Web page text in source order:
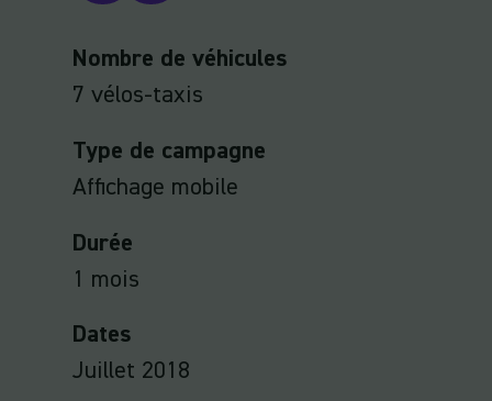
Nombre de véhicules
7 vélos-taxis
Type de campagne
Affichage mobile
Durée
1 mois
Dates
Juillet 2018